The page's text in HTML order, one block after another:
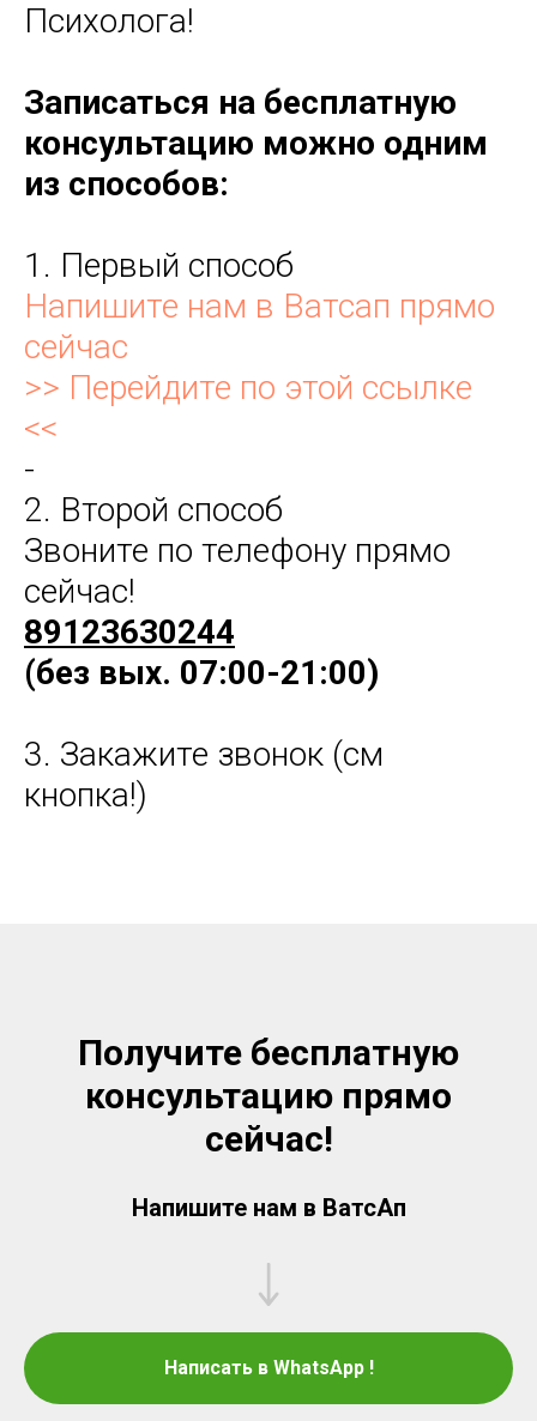
Психолога!
Записаться на бесплатную
консультацию можно одним
из способов:
1. Первый способ
Напишите нам в Ватсап прямо
сейчас
>> Перейдите по этой ссылке
<<
-
2. Второй способ
Звоните по телефону прямо
сейчас!
89123630244
(без вых. 07:00-21:00)
3. Закажите звонок (см
кнопка!)
Получите бесплатную
консультацию прямо
сейчас!
Напишите нам в ВатсАп
Написать в WhatsApp !